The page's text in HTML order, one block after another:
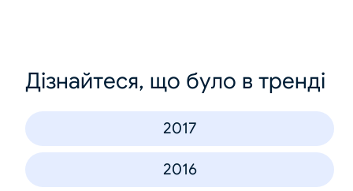
Дізнайтеся, що було в тренді
2017
2016